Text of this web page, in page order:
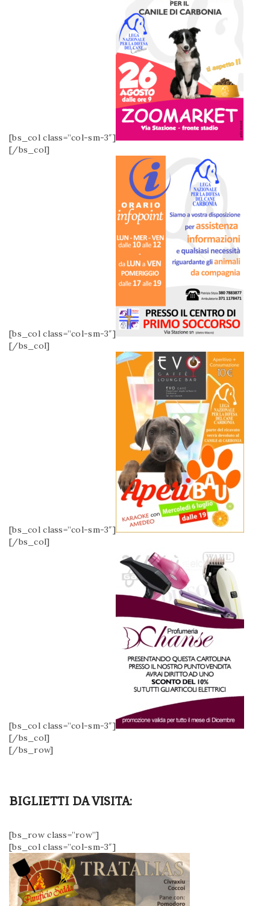
[bs_col class=”col-sm-3″]
[/bs_col]
[bs_col class=”col-sm-3″]
[/bs_col]
[bs_col class=”col-sm-3″]
[/bs_col]
[bs_col class=”col-sm-3″]
[/bs_col]
[/bs_row]
BIGLIETTI DA VISITA:
[bs_row class=”row”]
[bs_col class=”col-sm-3″]